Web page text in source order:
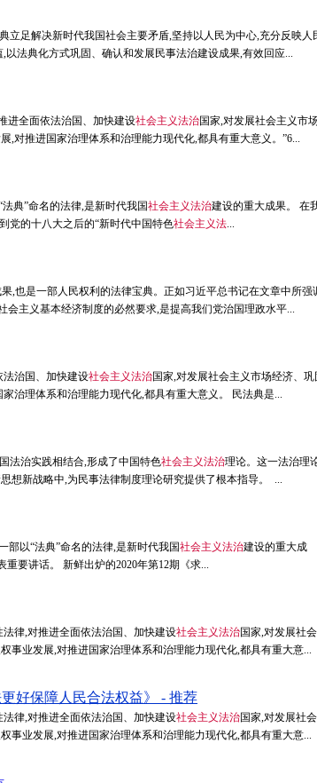
立足解决新时代我国社会主要矛盾,坚持以人民为中心,充分反映人
法典化方式巩固、确认和发展民事法治建设成果,有效回应...
进全面依法治国、加快建设社会主义法治国家,对发展社会主义市
对推进国家治理体系和治理能力现代化,都具有重大意义。”6...
典”命名的法律,是新时代我国社会主义法治建设的重大成果。 在
党的十八大之后的“新时代中国特色社会主义法...
,也是一部人民权利的法律宝典。正如习近平总书记在文章中所强
主义基本经济制度的必然要求,是提高我们党治国理政水平...
治国、加快建设社会主义法治国家,对发展社会主义市场经济、巩
治理体系和治理能力现代化,都具有重大意义。 民法典是...
法治实践相结合,形成了中国特色社会主义法治理论。这一法治理
想新战略中,为民事法律制度理论研究提供了根本指导。 ...
部以“法典”命名的法律,是新时代我国社会主义法治建设的重大成
要讲话。 新鲜出炉的2020年第12期《求...
律,对推进全面依法治国、加快建设社会主义法治国家,对发展社会
事业发展,对推进国家治理体系和治理能力现代化,都具有重大意...
好保障人民合法权益》 - 推荐
律,对推进全面依法治国、加快建设社会主义法治国家,对发展社会
事业发展,对推进国家治理体系和治理能力现代化,都具有重大意...